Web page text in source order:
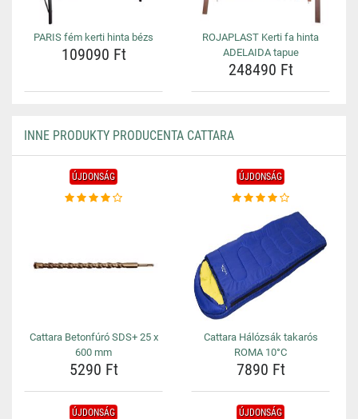
PARIS fém kerti hinta bézs
109090 Ft
ROJAPLAST Kerti fa hinta
ADELAIDA tapue
248490 Ft
INNE PRODUKTY PRODUCENTA CATTARA
ÚJDONSÁG
Cattara Betonfúró SDS+ 25 x
600 mm
5290 Ft
ÚJDONSÁG
Cattara Hálózsák takarós
ROMA 10°C
7890 Ft
ÚJDONSÁG ÚJDONSÁG